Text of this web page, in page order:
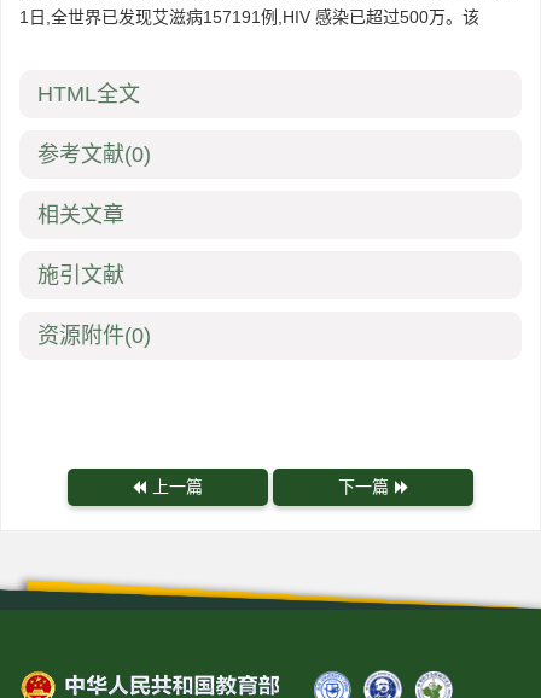
1日,全世界已发现艾滋病157191例,HIV 感染已超过500万。该
HTML全文
参考文献(0)
相关文章
施引文献
资源附件(0)
上一篇 下一篇